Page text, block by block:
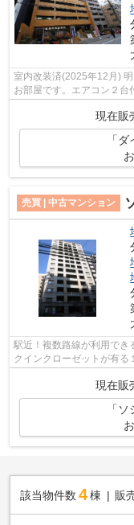
室内改装済(2025年12月)
お部屋です。エアコン２台
現在販
「
売買 | 中古マンション
駅近！複数路線が利用でき
クインクローゼットが有
現在販
「
該当物件数 4棟 販